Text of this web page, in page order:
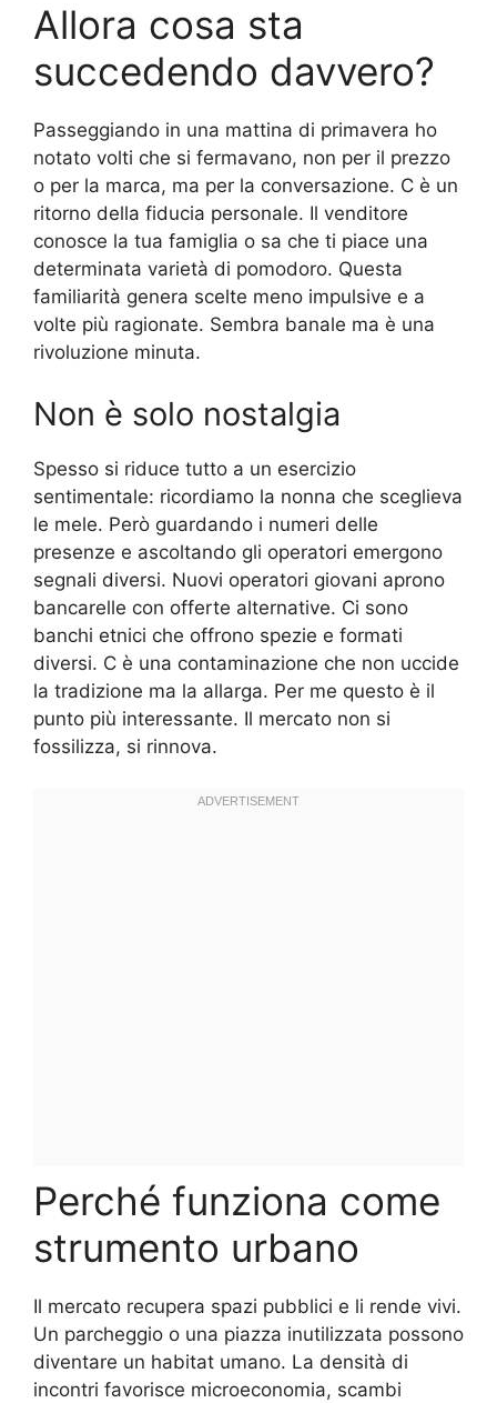
Allora cosa sta
succedendo davvero?
Passeggiando in una mattina di primavera ho
notato volti che si fermavano, non per il prezzo
o per la marca, ma per la conversazione. C è un
ritorno della fiducia personale. Il venditore
conosce la tua famiglia o sa che ti piace una
determinata varietà di pomodoro. Questa
familiarità genera scelte meno impulsive e a
volte più ragionate. Sembra banale ma è una
rivoluzione minuta.
Non è solo nostalgia
Spesso si riduce tutto a un esercizio
sentimentale: ricordiamo la nonna che sceglieva
le mele. Però guardando i numeri delle
presenze e ascoltando gli operatori emergono
segnali diversi. Nuovi operatori giovani aprono
bancarelle con offerte alternative. Ci sono
banchi etnici che offrono spezie e formati
diversi. C è una contaminazione che non uccide
la tradizione ma la allarga. Per me questo è il
punto più interessante. Il mercato non si
fossilizza, si rinnova.
Perché funziona come
strumento urbano
Il mercato recupera spazi pubblici e li rende vivi.
Un parcheggio o una piazza inutilizzata possono
diventare un habitat umano. La densità di
incontri favorisce microeconomia, scambi